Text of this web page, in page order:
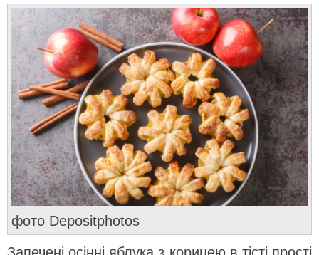
фото Depositphotos